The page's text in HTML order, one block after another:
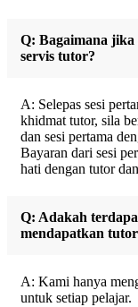
Q: Bagaimana
servis tutor?
A: Selepas sesi
khidmat tutor, sila
dan sesi pertama
Bayaran dari sesi
hati dengan tutor
Q: Adakah
mendapatkan
A: Kami hanya
untuk setiap pelajar.